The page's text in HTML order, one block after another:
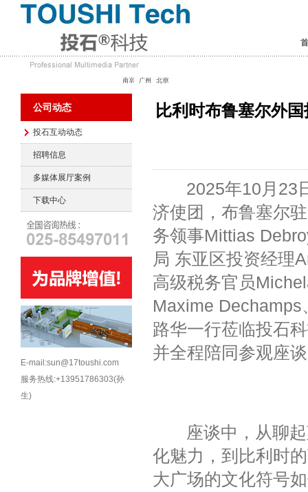
公司动态
投石互动动态
招聘信息
多媒体展厅案例
下载中心
E-mail:sun@17toushi.com
服务热线:+13951786303(孙
生)
比利时布鲁塞尔外
2025年10月23日
济使团，布鲁塞尔
务领事Mittias
局 东亚区投资经理
高级税务官员
Maxime
路华一行莅临投石
并全程陪同参观座
座谈中，从聊起
化魅力，到比利时
大广场的文化符号